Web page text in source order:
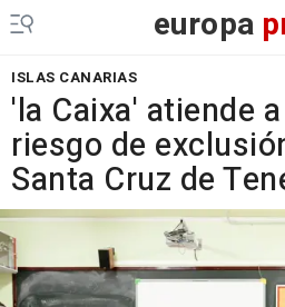
europa
ISLAS CANARIAS
'la Caixa' atiende
riesgo de
Santa Cruz de